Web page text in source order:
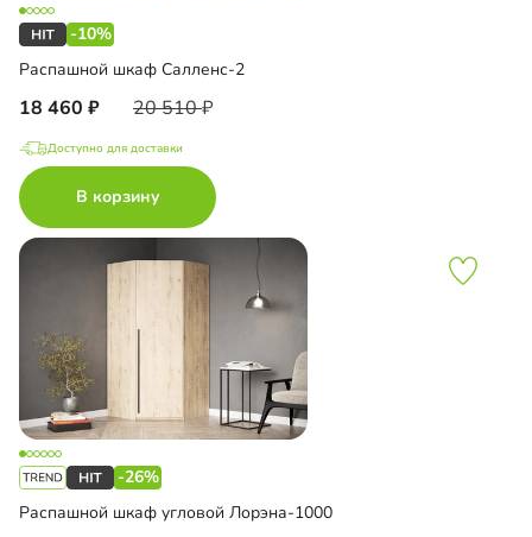
-10%
Распашной шкаф Салленс-2
18 460 20 510
Доступно для доставки
В корзину
-26%
Распашной шкаф угловой Лорэна-1000